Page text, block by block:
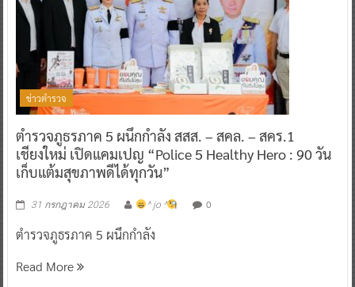
ข่าวตำรวจ
ตำรวจภูธรภาค 5 ผนึกกำลัง สสส. – สคล. – สคร.1
เชียงใหม่ เปิดแคมเปญ “Police 5 Healthy Hero : 90 วัน
เก็บแต้มสุขภาพดีได้ทุกวัน”
31 กรกฎาคม 2026 ^ jo ^ 0
ตำรวจภูธรภาค 5 ผนึกกำลัง
Read More